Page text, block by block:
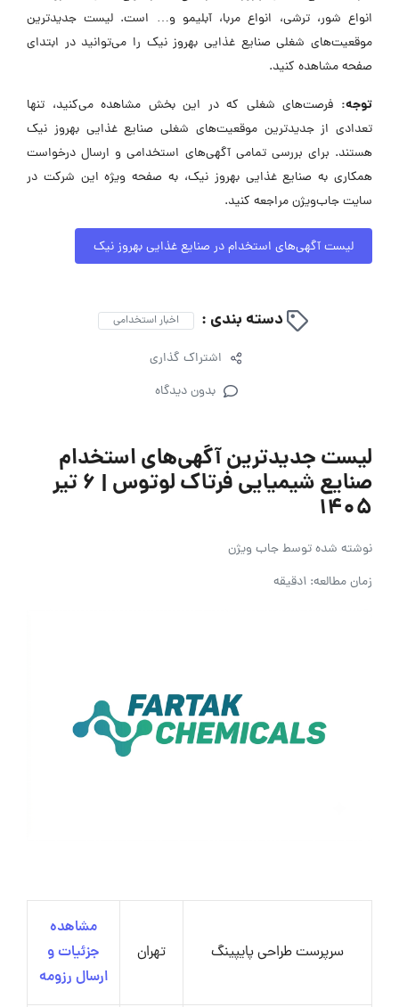
انواع شور، ترشی، انواع مربا، آبلیمو و… است. لیست جدیدترین
موقعیت‌های شغلی صنایع غذایی بهروز نیک را می‌توانید در ابتدای
صفحه مشاهده کنید.
توجه: فرصت‌های شغلی که در این بخش مشاهده می‌کنید، تنها
تعدادی از جدیدترین موقعیت‌های شغلی صنایع غذایی بهروز نیک
هستند. برای بررسی تمامی آگهی‌های استخدامی و ارسال درخواست
همکاری به صنایع غذایی بهروز نیک، به صفحه ویژه این شرکت در
سایت جاب‌ویژن مراجعه کنید.
لیست آگهی‌های استخدام در صنایع غذایی بهروز نیک
دسته بندی : اخبار استخدامی
اشتراک گذاری
بدون دیدگاه
لیست جدیدترین آگهی‌های استخدام
صنایع شیمیایی فرتاک لوتوس | ۶ تیر
۱۴۰۵
نوشته شده توسطجاب ویژن
زمان مطالعه: 1دقیقه
سرپرست طراحی پایپینگ تهران
مشاهده
جزئیات و
ارسال رزومه